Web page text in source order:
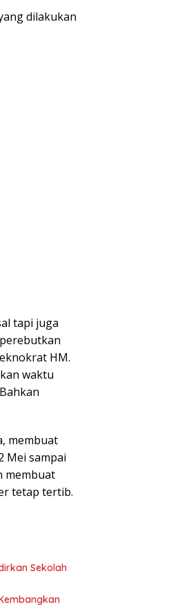
dilakukan
tapi juga
HM.
waktu
membuat
Mei sampai
membuat
tetap tertib.
Sekolah